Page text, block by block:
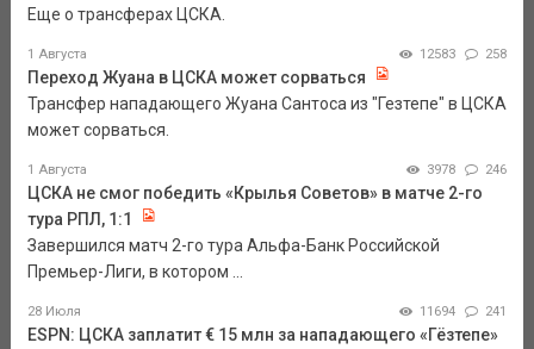
Еще о трансферах ЦСКА.
1 Августа 12583 258
Переход Жуана в ЦСКА может сорваться
Трансфер нападающего Жуана Сантоса из "Гезтепе" в ЦСКА
может сорваться.
1 Августа 3978 246
ЦСКА не смог победить «Крылья Советов» в матче 2-го
тура РПЛ, 1:1
Завершился матч 2-го тура Альфа-Банк Российской
Премьер-Лиги, в котором ...
28 Июля 11694 241
ESPN: ЦСКА заплатит € 15 млн за нападающего «Гёзтепе»